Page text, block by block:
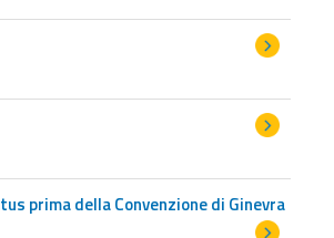
prima della Convenzione di Ginevra